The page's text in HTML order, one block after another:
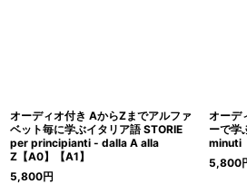
オーディオ付き AからZまでアルファ
ベット毎に学ぶイタリア語 STORIE
per principianti - dalla A alla
Z【A0】【A1】
5,800円
オーデ
ーで学
minuti
5,800